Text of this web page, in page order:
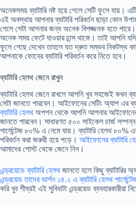
অনেকসময় ব্যাটারি নষ্ট হয়ে গেলে সেটি ফুলে যায়।
এই অবস্থায় আপনার ব্যাটারি পরিবর্তন ছাড়া কোন
গেলে সেটা আপনার জন্য অনেক বিপজ্জনক হতে পারে।
অনেক সময় ফেটে যাওয়ার চান্স থাকে। তাই আপনি
ফুলে গেছে দেখেন তাহলে যত দ্রুত সম্ভব নিকটস্থ
আপনাকে ফোনের ব্যাটারি পরিবর্তন করে নিতে হবে।
ব্যাটারি হেলথ জেনে রাখুন
ব্যাটারি হেলথ জেনে রাখলে আপনি খুব সহজেই কখন
সেটা জানতে পারবেন। আইফোনের সেটিং অ্যাপ এর
ব্যাটারি হেলথ অপশন থেকে আপনি আপনার আইফোনের
জানতে পারবেন। সাধারণত ৫০০ সাইকেল চার্জ সম্পন্ন
পার্সেন্টেজ ৮০% এ নেমে যায়। ব্যাটারি হেলথ ৮০%
পরিবর্তন করা জরুরী হয়ে পড়ে। আইফোনের ব্যাটারি
আমাদের পোস্ট থেকে জেনে নিন।
এন্ড্রয়েডে ব্যাটারি হেলথ জানতে হলে কিছু ব্যাটারির
এন্ড্রয়েড তাদের ভার্শন ১৪.২ এ ব্যাটারি হেলথ
করি খুব শীঘ্রই এই সুবিধাটা এন্ড্রয়েড ব্যবহারকারীরা